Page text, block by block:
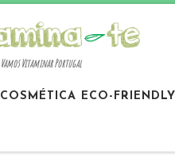
Vamos Vitaminar Portugal
COSMÉTICA ECO-FRIENDLY